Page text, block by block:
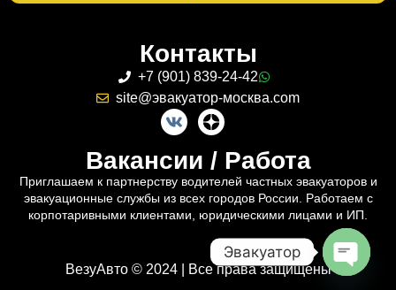
Контакты
+7 (901) 839-24-42
site@эвакуатор-москва.com
Вакансии / Работа
Приглашаем к партнерству водителей частных эвакуаторов и
эвакуационные службы из всех городов России. Работаем с
корпотаривными клиентами, юридическими лицами и ИП.
ВезуАвто © 2024 | Все права защищены
Эвакуатор